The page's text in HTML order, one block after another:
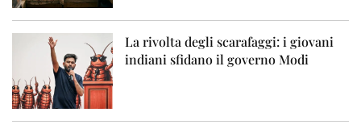
La rivolta degli scarafaggi: i giovani
indiani sfidano il governo Modi